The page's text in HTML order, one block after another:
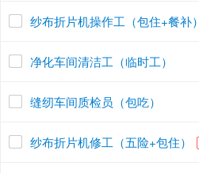
纱布折片机操作工（包住+餐补）
净化车间清洁工（临时工）
缝纫车间质检员（包吃）
纱布折片机修工（五险+包住）